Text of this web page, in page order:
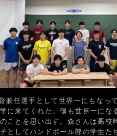
兼任選手として世界一にもなっ
に来てくれた。僕も世界一に
ことを思い出す。森さんは高校
としてハンドボール部の学生た